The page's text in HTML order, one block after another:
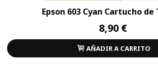
Epson 603 Cyan Cartucho de
8,90 €
AÑADIR A CARRITO